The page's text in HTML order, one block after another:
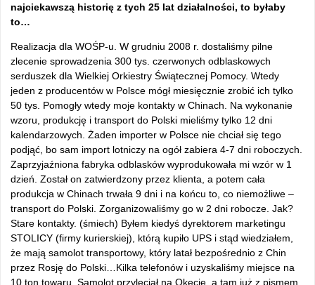
najciekawszą historię z tych 25 lat działalności, to byłaby
to…
Realizacja dla WOŚP-u. W grudniu 2008 r. dostaliśmy pilne
zlecenie sprowadzenia 300 tys. czerwonych odblaskowych
serduszek dla Wielkiej Orkiestry Świątecznej Pomocy. Wtedy
jeden z producentów w Polsce mógł miesięcznie zrobić ich tylko
50 tys. Pomogły wtedy moje kontakty w Chinach. Na wykonanie
wzoru, produkcję i transport do Polski mieliśmy tylko 12 dni
kalendarzowych. Żaden importer w Polsce nie chciał się tego
podjąć, bo sam import lotniczy na ogół zabiera 4-7 dni roboczych.
Zaprzyjaźniona fabryka odblasków wyprodukowała mi wzór w 1
dzień. Został on zatwierdzony przez klienta, a potem cała
produkcja w Chinach trwała 9 dni i na końcu to, co niemożliwe –
transport do Polski. Zorganizowaliśmy go w 2 dni robocze. Jak?
Stare kontakty. (śmiech) Byłem kiedyś dyrektorem marketingu
STOLICY (firmy kurierskiej), którą kupiło UPS i stąd wiedziałem,
że mają samolot transportowy, który latał bezpośrednio z Chin
przez Rosję do Polski…Kilka telefonów i uzyskaliśmy miejsce na
10 ton towaru. Samolot przyleciał na Okęcie, a tam już z pismem